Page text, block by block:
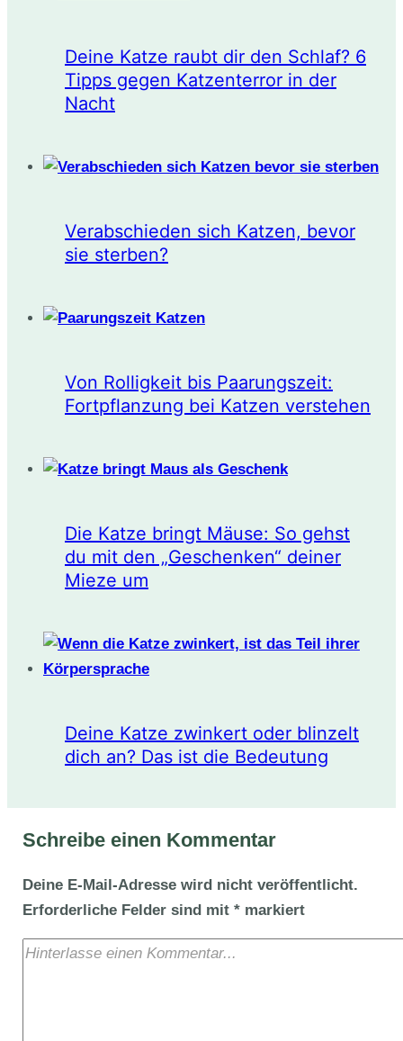
Deine Katze raubt dir den Schlaf? 6
Tipps gegen Katzenterror in der
Nacht
Verabschieden sich Katzen, bevor
sie sterben?
Von Rolligkeit bis Paarungszeit:
Fortpflanzung bei Katzen verstehen
Die Katze bringt Mäuse: So gehst
du mit den „Geschenken“ deiner
Mieze um
Deine Katze zwinkert oder blinzelt
dich an? Das ist die Bedeutung
Schreibe einen Kommentar
Deine E-Mail-Adresse wird nicht veröffentlicht.
Erforderliche Felder sind mit * markiert